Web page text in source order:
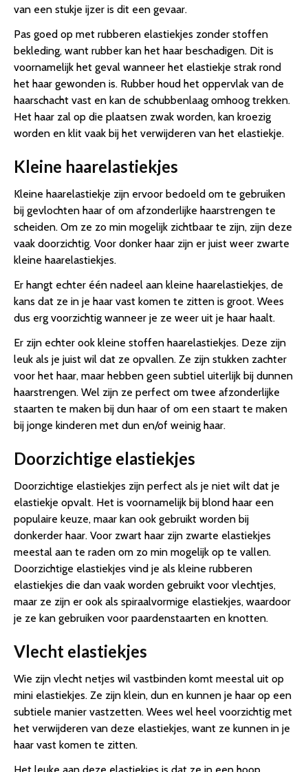
van een stukje ijzer is dit een gevaar.
Pas goed op met rubberen elastiekjes zonder stoffen
bekleding, want rubber kan het haar beschadigen. Dit is
voornamelijk het geval wanneer het elastiekje strak rond
het haar gewonden is. Rubber houd het oppervlak van de
haarschacht vast en kan de schubbenlaag omhoog trekken.
Het haar zal op die plaatsen zwak worden, kan kroezig
worden en klit vaak bij het verwijderen van het elastiekje.
Kleine haarelastiekjes
Kleine haarelastiekje zijn ervoor bedoeld om te gebruiken
bij gevlochten haar of om afzonderlijke haarstrengen te
scheiden. Om ze zo min mogelijk zichtbaar te zijn, zijn deze
vaak doorzichtig. Voor donker haar zijn er juist weer zwarte
kleine haarelastiekjes.
Er hangt echter één nadeel aan kleine haarelastiekjes, de
kans dat ze in je haar vast komen te zitten is groot. Wees
dus erg voorzichtig wanneer je ze weer uit je haar haalt.
Er zijn echter ook kleine stoffen haarelastiekjes. Deze zijn
leuk als je juist wil dat ze opvallen. Ze zijn stukken zachter
voor het haar, maar hebben geen subtiel uiterlijk bij dunnen
haarstrengen. Wel zijn ze perfect om twee afzonderlijke
staarten te maken bij dun haar of om een staart te maken
bij jonge kinderen met dun en/of weinig haar.
Doorzichtige elastiekjes
Doorzichtige elastiekjes zijn perfect als je niet wilt dat je
elastiekje opvalt. Het is voornamelijk bij blond haar een
populaire keuze, maar kan ook gebruikt worden bij
donkerder haar. Voor zwart haar zijn zwarte elastiekjes
meestal aan te raden om zo min mogelijk op te vallen.
Doorzichtige elastiekjes vind je als kleine rubberen
elastiekjes die dan vaak worden gebruikt voor vlechtjes,
maar ze zijn er ook als spiraalvormige elastiekjes, waardoor
je ze kan gebruiken voor paardenstaarten en knotten.
Vlecht elastiekjes
Wie zijn vlecht netjes wil vastbinden komt meestal uit op
mini elastiekjes. Ze zijn klein, dun en kunnen je haar op een
subtiele manier vastzetten. Wees wel heel voorzichtig met
het verwijderen van deze elastiekjes, want ze kunnen in je
haar vast komen te zitten.